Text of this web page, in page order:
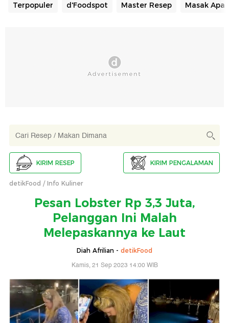
Terpopuler d'Foodspot Master Resep Masak Apa
KIRIM RESEP KIRIM PENGALAMAN
detikFood Info Kuliner
Pesan Lobster Rp 3,3 Juta,
Pelanggan Ini Malah
Melepaskannya ke Laut
Diah Afrilian - detikFood
Kamis, 21 Sep 2023 14:00 WIB